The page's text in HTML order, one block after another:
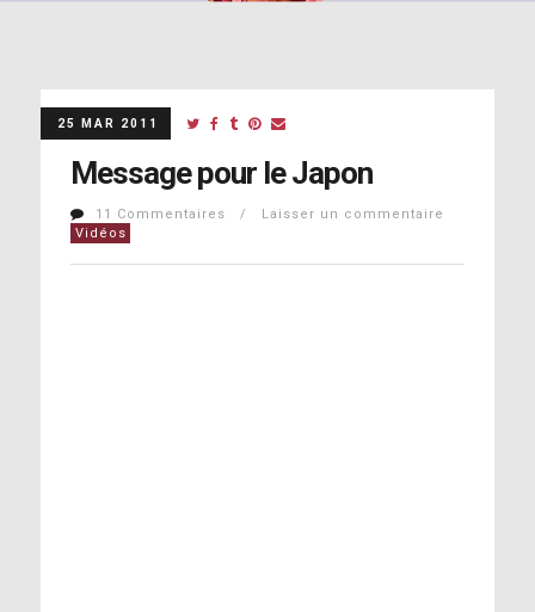
25 MAR 2011
Message pour le Japon
11 Commentaires / Laisser un commentaire
Vidéos